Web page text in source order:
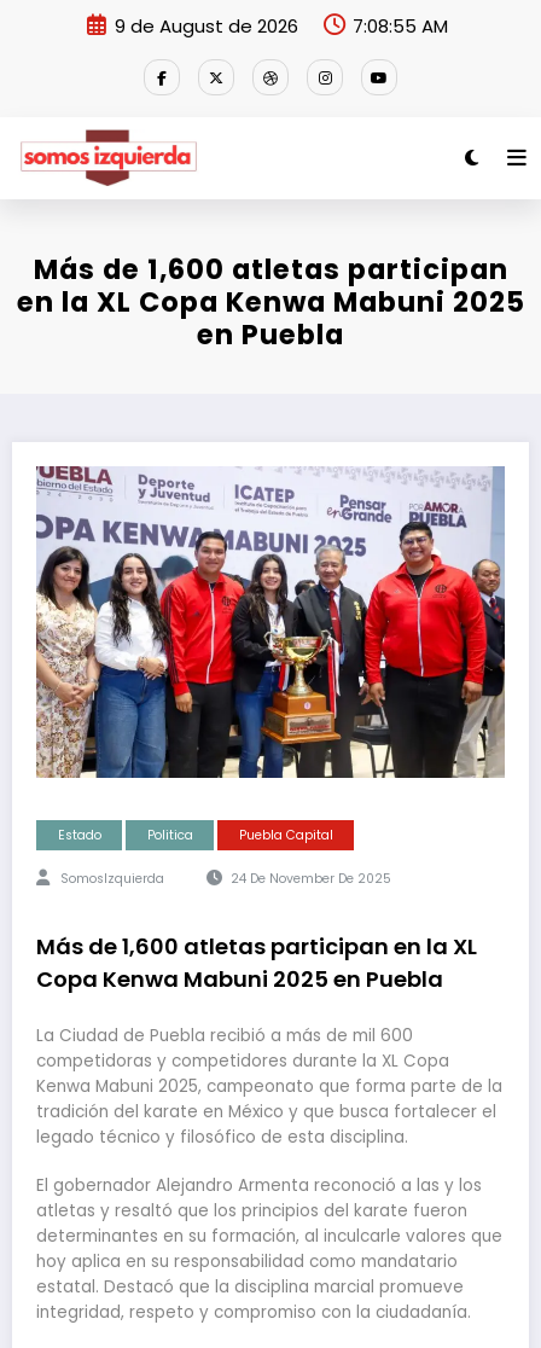
9 de August de 2026 7:08:55 AM
Más de 1,600 atletas participan
en la XL Copa Kenwa Mabuni 2025
en Puebla
Estado Politica Puebla Capital
SomosIzquierda 24 De November De 2025
Más de 1,600 atletas participan en la XL
Copa Kenwa Mabuni 2025 en Puebla
La Ciudad de Puebla recibió a más de mil 600
competidoras y competidores durante la XL Copa
Kenwa Mabuni 2025, campeonato que forma parte de la
tradición del karate en México y que busca fortalecer el
legado técnico y filosófico de esta disciplina.
El gobernador Alejandro Armenta reconoció a las y los
atletas y resaltó que los principios del karate fueron
determinantes en su formación, al inculcarle valores que
hoy aplica en su responsabilidad como mandatario
estatal. Destacó que la disciplina marcial promueve
integridad, respeto y compromiso con la ciudadanía.